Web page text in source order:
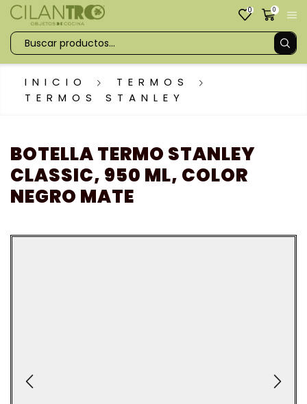
0 0
INICIO
TERMOS
TERMOS STANLEY
BOTELLA TERMO STANLEY
CLASSIC, 950 ML, COLOR
NEGRO MATE